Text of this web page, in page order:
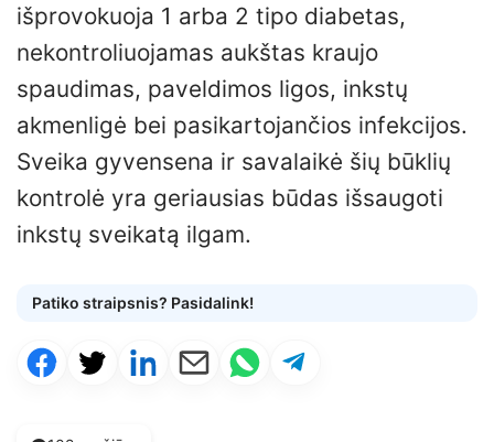
išprovokuoja 1 arba 2 tipo diabetas,
nekontroliuojamas aukštas kraujo
spaudimas, paveldimos ligos, inkstų
akmenligė bei pasikartojančios infekcijos.
Sveika gyvensena ir savalaikė šių būklių
kontrolė yra geriausias būdas išsaugoti
inkstų sveikatą ilgam.
Patiko straipsnis? Pasidalink!